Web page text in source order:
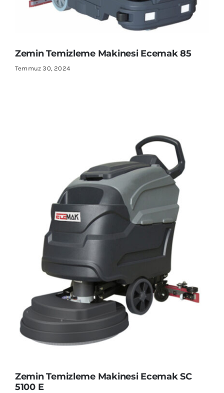
Zemin Temizleme Makinesi Ecemak 85
Temmuz 30, 2024
Zemin Temizleme Makinesi Ecemak SC
5100 E